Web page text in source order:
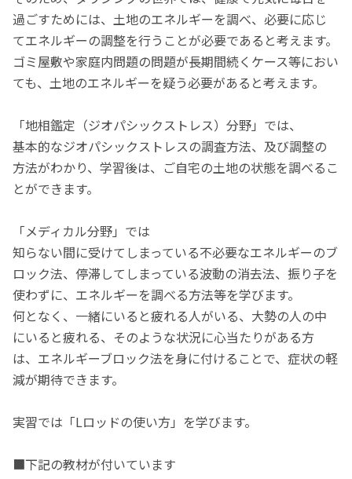
過ごすためには、土地のエネルギーを調べ、必要に応じ
てエネルギーの調整を行うことが必要であると考えます。
ゴミ屋敷や家庭内問題の問題が長期間続くケース等におい
ても、土地のエネルギーを疑う必要があると考えます。
「地相鑑定（ジオパシックストレス）分野」では、
基本的なジオパシックストレスの調査方法、及び調整の
方法がわかり、学習後は、ご自宅の土地の状態を調べるこ
とができます。
「メディカル分野」では
知らない間に受けてしまっている不必要なエネルギーのブ
ロック法、停滞してしまっている波動の消去法、振り子を
使わずに、エネルギーを調べる方法等を学びます。
何となく、一緒にいると疲れる人がいる、大勢の人の中
にいると疲れる、そのような状況に心当たりがある方
は、エネルギーブロック法を身に付けることで、症状の軽
減が期待できます。
実習では「Lロッドの使い方」を学びます。
■下記の教材が付いています